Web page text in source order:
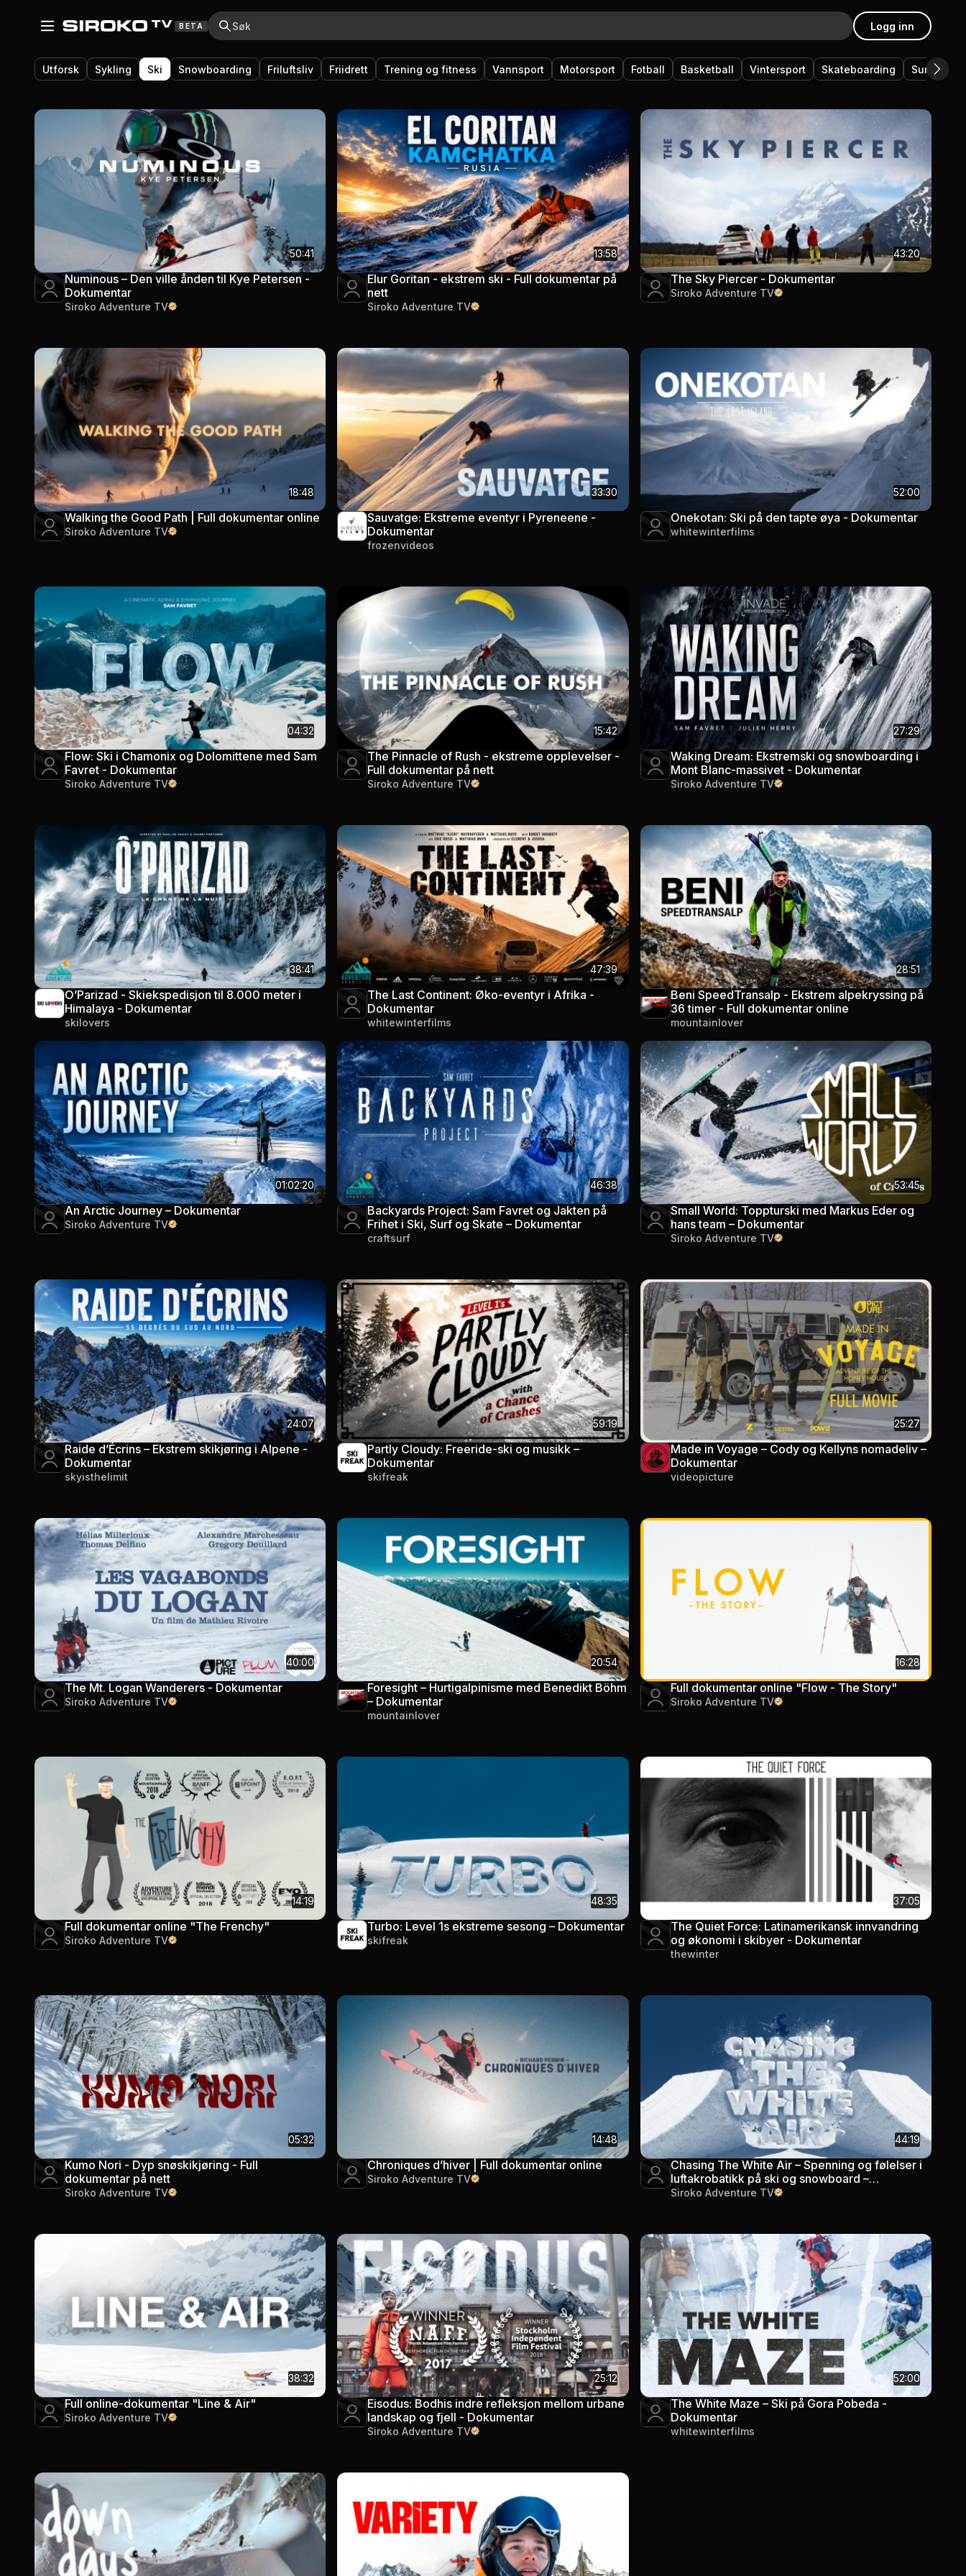
BETA Logg inn
Utforsk Sykling Ski Snowboarding Friluftsliv Friidrett Trening og fitness Vannsport Motorsport Fotball Basketball Vintersport Skateboarding Surfing
50:41
Numinous – Den ville ånden til Kye Petersen -
Dokumentar
Siroko Adventure TV
13:58
Elur Goritan - ekstrem ski - Full dokumentar på
nett
Siroko Adventure TV
43:20
The Sky Piercer - Dokumentar
Siroko Adventure TV
18:48
Walking the Good Path | Full dokumentar online
Siroko Adventure TV
33:30
Sauvatge: Ekstreme eventyr i Pyreneene -
Dokumentar
frozenvideos
52:00
Onekotan: Ski på den tapte øya - Dokumentar
whitewinterfilms
04:32
Flow: Ski i Chamonix og Dolomittene med Sam
Favret - Dokumentar
Siroko Adventure TV
15:42
The Pinnacle of Rush - ekstreme opplevelser -
Full dokumentar på nett
Siroko Adventure TV
27:29
Waking Dream: Ekstremski og snowboarding i
Mont Blanc-massivet - Dokumentar
Siroko Adventure TV
38:41
O’Parizad - Skiekspedisjon til 8.000 meter i
Himalaya - Dokumentar
skilovers
47:39
The Last Continent: Øko-eventyr i Afrika -
Dokumentar
whitewinterfilms
28:51
Beni SpeedTransalp - Ekstrem alpekryssing på
36 timer - Full dokumentar online
mountainlover
01:02:20
An Arctic Journey – Dokumentar
Siroko Adventure TV
46:38
Backyards Project: Sam Favret og Jakten på
Frihet i Ski, Surf og Skate – Dokumentar
craftsurf
53:45
Small World: Toppturski med Markus Eder og
hans team – Dokumentar
Siroko Adventure TV
24:07
Raide d’Écrins – Ekstrem skikjøring i Alpene -
Dokumentar
skyisthelimit
59:19
Partly Cloudy: Freeride-ski og musikk –
Dokumentar
skifreak
25:27
Made in Voyage – Cody og Kellyns nomadeliv –
Dokumentar
videopicture
40:00
The Mt. Logan Wanderers - Dokumentar
Siroko Adventure TV
20:54
Foresight – Hurtigalpinisme med Benedikt Böhm
– Dokumentar
mountainlover
16:28
Full dokumentar online "Flow - The Story"
Siroko Adventure TV
14:19
Full dokumentar online "The Frenchy"
Siroko Adventure TV
48:35
Turbo: Level 1s ekstreme sesong – Dokumentar
skifreak
37:05
The Quiet Force: Latinamerikansk innvandring
og økonomi i skibyer - Dokumentar
thewinter
05:32
Kumo Nori - Dyp snøskikjøring - Full
dokumentar på nett
Siroko Adventure TV
14:48
Chroniques d’hiver | Full dokumentar online
Siroko Adventure TV
44:19
Chasing The White Air – Spenning og følelser i
luftakrobatikk på ski og snowboard –
Dokumentar
Siroko Adventure TV
38:32
Full online-dokumentar "Line & Air"
Siroko Adventure TV
25:12
Eisodus: Bodhis indre refleksjon mellom urbane
landskap og fjell - Dokumentar
Siroko Adventure TV
52:00
The White Maze – Ski på Gora Pobeda -
Dokumentar
whitewinterfilms